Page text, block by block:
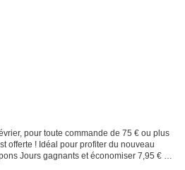
pour toute commande de 75 € ou plus
offerte ! Idéal pour profiter du nouveau
Jours gagnants et économiser 7,95 € !